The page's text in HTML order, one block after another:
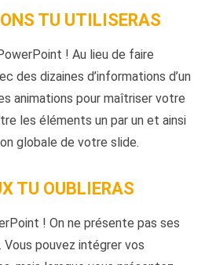
TU UTILISERAS
! Au lieu de faire
des dizaines d’informations d’un
animations pour maîtriser votre
les éléments un par un et ainsi
globale de votre slide.
TU OUBLIERAS
! On ne présente pas ses
pouvez intégrer vos